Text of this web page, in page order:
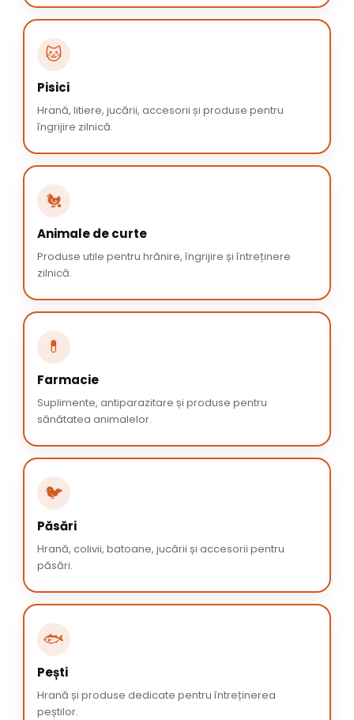
🐱
Pisici
Hrană, litiere, jucării, accesorii și produse pentru
îngrijire zilnică.
🐔
Animale de curte
Produse utile pentru hrănire, îngrijire și întreținere
zilnică.
💊
Farmacie
Suplimente, antiparazitare și produse pentru
sănătatea animalelor.
🐦
Păsări
Hrană, colivii, batoane, jucării și accesorii pentru
păsări.
🐟
Pești
Hrană și produse dedicate pentru întreținerea
peștilor.